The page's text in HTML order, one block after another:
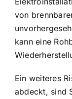
von
kann eine
Ein weiteres
abdeckt, sind